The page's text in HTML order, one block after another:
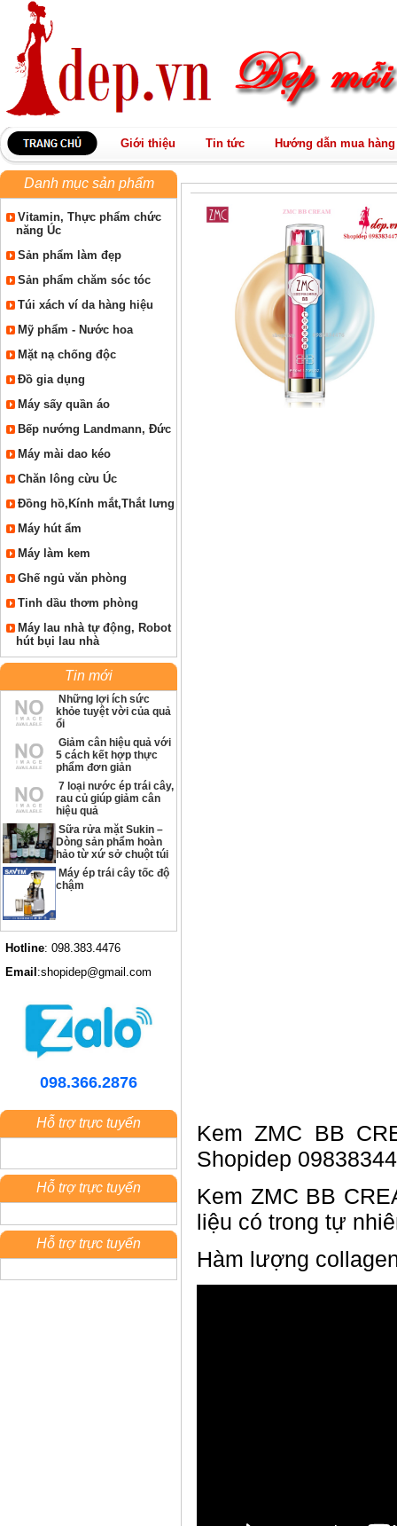
Giới thiệu Tin tức Hướng dẫn mua hàng
Danh mục sản phẩm
Vitamin, Thực phẩm chức
năng Úc
Sản phẩm làm đẹp
Sản phẩm chăm sóc tóc
Túi xách ví da hàng hiệu
Mỹ phẩm - Nước hoa
Mặt nạ chống độc
Đồ gia dụng
Máy sấy quần áo
Bếp nướng Landmann, Đức
Máy mài dao kéo
Chăn lông cừu Úc
Đồng hồ,Kính mắt,Thắt lưng
Máy hút ẩm
Máy làm kem
Ghế ngủ văn phòng
Tinh dầu thơm phòng
Máy lau nhà tự động, Robot
hút bụi lau nhà
Tin mới
Những lợi ích sức
khỏe tuyệt vời của quả
ổi
Giảm cân hiệu quả với
5 cách kết hợp thực
phẩm đơn giản
7 loại nước ép trái cây,
rau củ giúp giảm cân
hiệu quả
Sữa rửa mặt Sukin –
Dòng sản phẩm hoàn
hảo từ xứ sở chuột túi
Máy ép trái cây tốc độ
chậm
Hotline: 098.383.4476
Email :shopidep@gmail.com
098.366.2876
Hỗ trợ trực tuyến
Hỗ trợ trực tuyến
Hỗ trợ trực tuyến
Kem ZMC BB
Shopidep
Kem ZMC BB
liệu có trong tự
Hàm lượng